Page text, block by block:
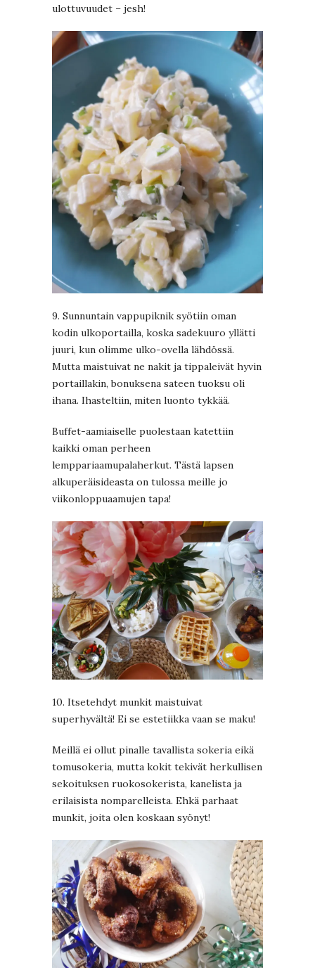
ulottuvuudet – jesh!
9. Sunnuntain vappupiknik syötiin oman
kodin ulkoportailla, koska sadekuuro yllätti
juuri, kun olimme ulko-ovella lähdössä.
Mutta maistuivat ne nakit ja tippaleivät hyvin
portaillakin, bonuksena sateen tuoksu oli
ihana. Ihasteltiin, miten luonto tykkää.
Buffet-aamiaiselle puolestaan katettiin
kaikki oman perheen
lemppariaamupalaherkut. Tästä lapsen
alkuperäisideasta on tulossa meille jo
viikonloppuaamujen tapa!
10. Itsetehdyt munkit maistuivat
superhyvältä! Ei se estetiikka vaan se maku!
Meillä ei ollut pinalle tavallista sokeria eikä
tomusokeria, mutta kokit tekivät herkullisen
sekoituksen ruokosokerista, kanelista ja
erilaisista nomparelleista. Ehkä parhaat
munkit, joita olen koskaan syönyt!